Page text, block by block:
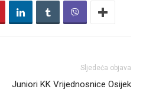
Sljedeća objava
Juniori KK Vrijednosnice Osijek